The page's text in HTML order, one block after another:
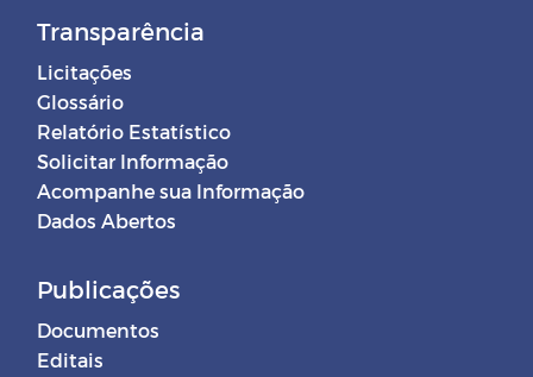
Transparência
Licitações
Glossário
Relatório Estatístico
Solicitar Informação
Acompanhe sua Informação
Dados Abertos
Publicações
Documentos
Editais